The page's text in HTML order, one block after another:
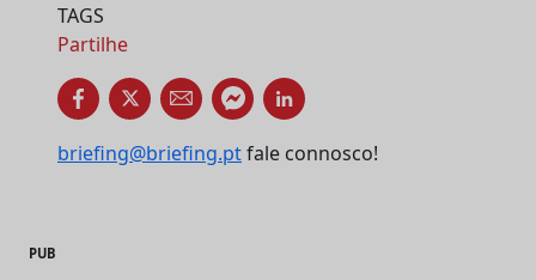
TAGS
Partilhe
briefing@briefing.ptfale connosco!
PUB